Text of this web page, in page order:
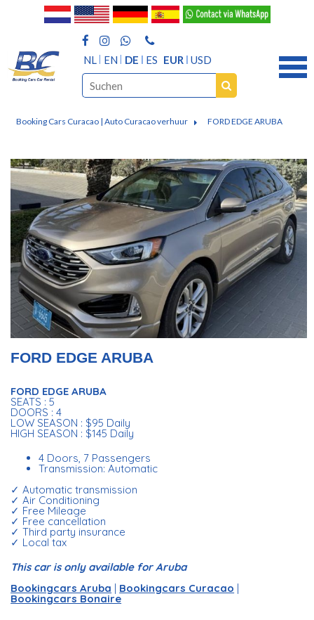
NL EN DE ES EUR USD
Booking Cars Curacao | Auto Curacao verhuur FORD EDGE ARUBA
FORD EDGE ARUBA
FORD EDGE ARUBA
SEATS : 5
DOORS : 4
LOW SEASON : $95 Daily
HIGH SEASON : $145 Daily
4 Doors, 7 Passengers
Transmission: Automatic
✓ Automatic transmission
✓ Air Conditioning
✓ Free Mileage
✓ Free cancellation
✓ Third party insurance
✓ Local tax
This car is only available for Aruba
Bookingcars Aruba | Bookingcars Curacao |
Bookingcars Bonaire